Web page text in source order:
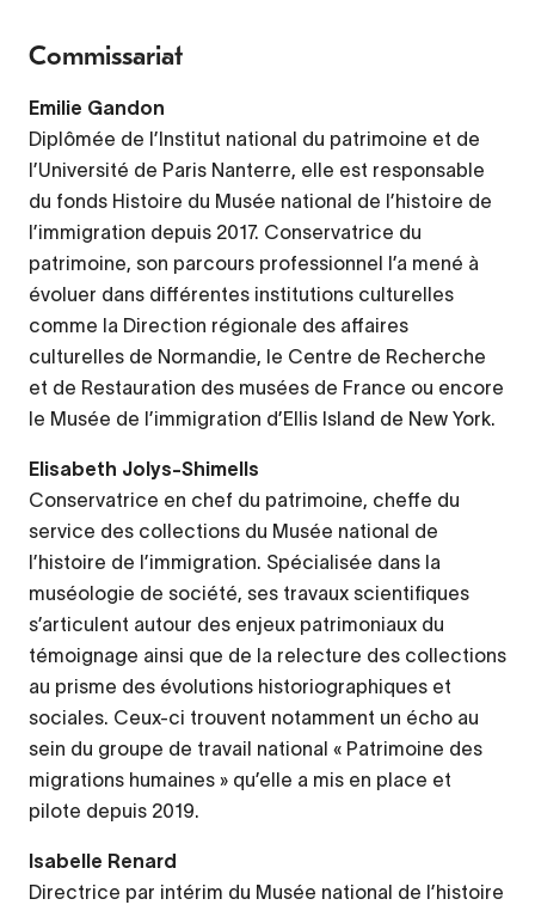
Commissariat
Emilie Gandon
Diplômée de l’Institut national du patrimoine et de
l’Université de Paris Nanterre, elle est responsable
du fonds Histoire du Musée national de l’histoire de
l’immigration depuis 2017. Conservatrice du
patrimoine, son parcours professionnel l’a mené à
évoluer dans différentes institutions culturelles
comme la Direction régionale des affaires
culturelles de Normandie, le Centre de Recherche
et de Restauration des musées de France ou encore
le Musée de l’immigration d’Ellis Island de New York.
Elisabeth Jolys-Shimells
Conservatrice en chef du patrimoine, cheffe du
service des collections du Musée national de
l’histoire de l’immigration. Spécialisée dans la
muséologie de société, ses travaux scientifiques
s’articulent autour des enjeux patrimoniaux du
témoignage ainsi que de la relecture des collections
au prisme des évolutions historiographiques et
sociales. Ceux-ci trouvent notamment un écho au
sein du groupe de travail national « Patrimoine des
migrations humaines » qu’elle a mis en place et
pilote depuis 2019.
Isabelle Renard
Directrice par intérim du Musée national de l’histoire